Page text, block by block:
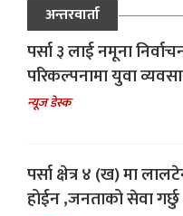
अन्तरवार्ता
पर्सा ३ लाई नमूना
परिकल्पनामा युवा
न्यूज डेस्क
पर्सा क्षेत्र ४ (ख) मा
होईन ,जनताको सेवा गर्छु